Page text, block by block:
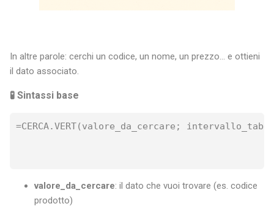
In altre parole: cerchi un codice, un nome, un prezzo... e ottieni
il dato associato.
🧪 Sintassi base
=CERCA.VERT(valore_da_cercare;
valore_da_cercare: il dato che vuoi trovare (es. codice
prodotto)